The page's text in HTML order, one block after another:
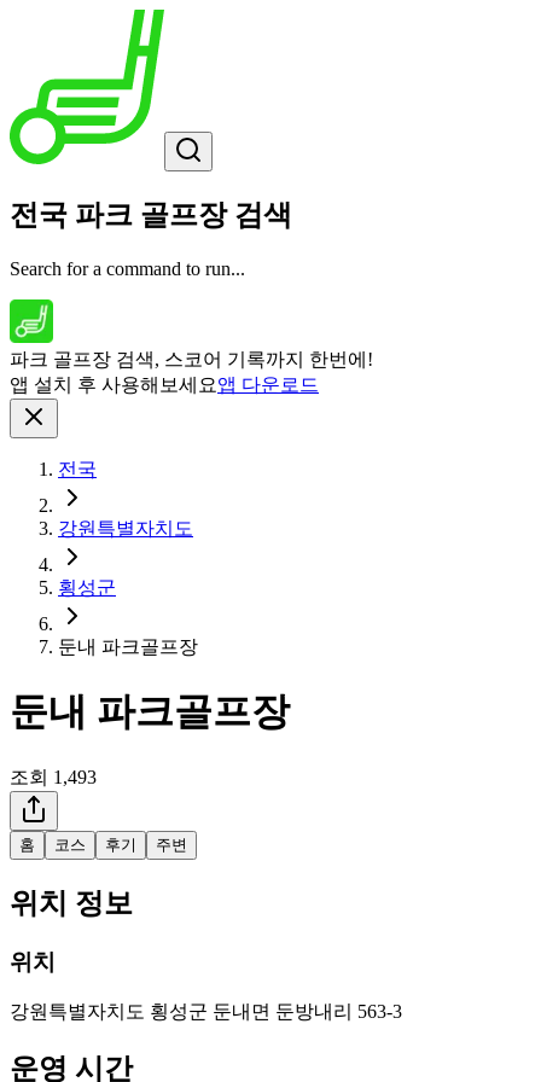
전국 파크 골프장 검색
Search for a command to run...
파크 골프장 검색, 스코어 기록까지 한번에!
앱 설치 후 사용해보세요앱 다운로드
전국
강원특별자치도
횡성군
둔내 파크골프장
둔내 파크골프장
조회 1,493
홈 코스 후기 주변
위치 정보
위치
강원특별자치도 횡성군 둔내면 둔방내리 563-3
운영 시간